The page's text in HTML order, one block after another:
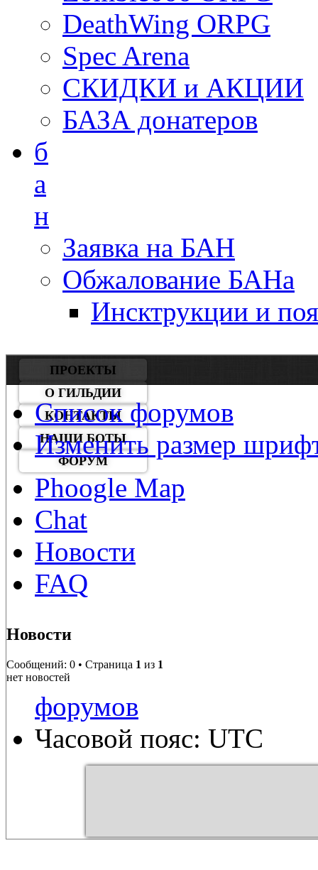
DeathWing ORPG
Spec Arena
СКИДКИ и АКЦИИ
БАЗА донатеров
б
а
н
Заявка на БАН
Обжалование БАНа
Инсктрукции и
ПРОЕКТЫ
О ГИЛЬДИИ
КОНТАКТЫ
НАШИ БОТЫ
ФОРУМ
Список форумов
Изменить размер
Phoogle Map
Chat
Новости
FAQ
Новости
Сообщений: 0 • Страница 1 из 1
нет новостей
форумов
Часовой пояс: UTC